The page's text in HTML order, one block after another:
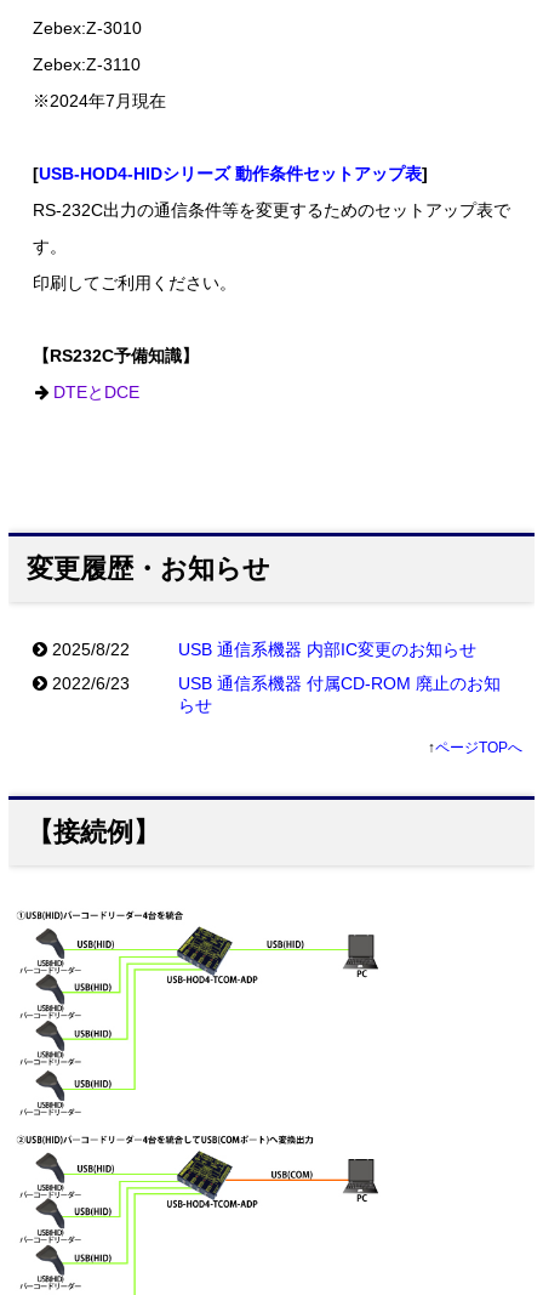
Zebex:Z-3010
Zebex:Z-3110
※2024年7月現在
[USB-HOD4-HIDシリーズ 動作条件セットアップ表]
RS-232C出力の通信条件等を変更するためのセットアップ表で
す。
印刷してご利用ください。
【RS232C予備知識】
DTEとDCE
変更履歴・お知らせ
2025/8/22
USB 通信系機器 内部IC変更のお知らせ
2022/6/23
USB 通信系機器 付属CD-ROM 廃止のお知
らせ
↑ページTOPへ
【接続例】